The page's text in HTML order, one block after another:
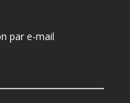
par e-mail